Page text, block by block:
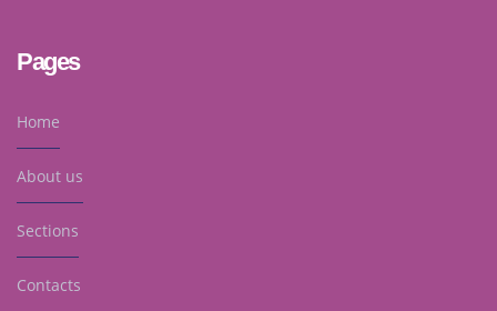
Pages
Home
About us
Sections
Contacts